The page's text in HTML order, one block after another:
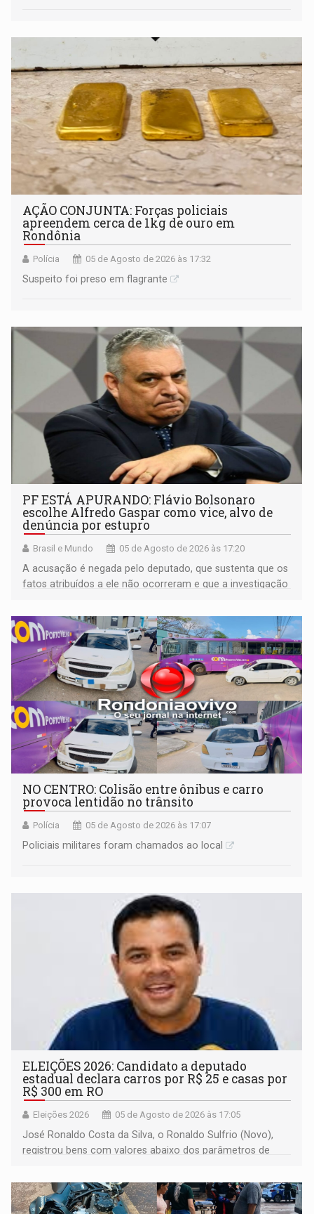
AÇÃO CONJUNTA: Forças policiais
apreendem cerca de 1kg de ouro em
Rondônia
Polícia 05 de Agosto de 2026 às 17:32
Suspeito foi preso em flagrante
PF ESTÁ APURANDO: Flávio Bolsonaro
escolhe Alfredo Gaspar como vice, alvo de
denúncia por estupro
Brasil e Mundo 05 de Agosto de 2026 às 17:20
A acusação é negada pelo deputado, que sustenta que os
fatos atribuídos a ele não ocorreram e que a investigação
NO CENTRO: Colisão entre ônibus e carro
provoca lentidão no trânsito
Polícia 05 de Agosto de 2026 às 17:07
Policiais militares foram chamados ao local
ELEIÇÕES 2026: Candidato a deputado
estadual declara carros por R$ 25 e casas por
R$ 300 em RO
Eleições 2026 05 de Agosto de 2026 às 17:05
José Ronaldo Costa da Silva, o Ronaldo Sulfrio (Novo),
registrou bens com valores abaixo dos parâmetros de
milhões